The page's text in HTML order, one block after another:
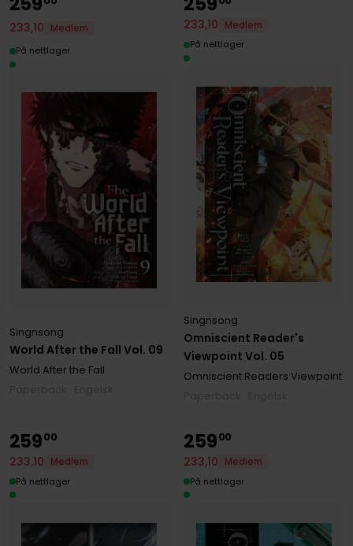
World After the Fall Vol. 09
Singnsong
World After the Fall
233,10
Medlem
På nettlager
Omniscient Reader's
Viewpoint Vol. 05
Singnsong
Omniscient Readers Viewpoint
233,10
Medlem
På nettlager
25900
233,10
Medlem
På nettlager
25900
233,10
Medlem
På nettlager